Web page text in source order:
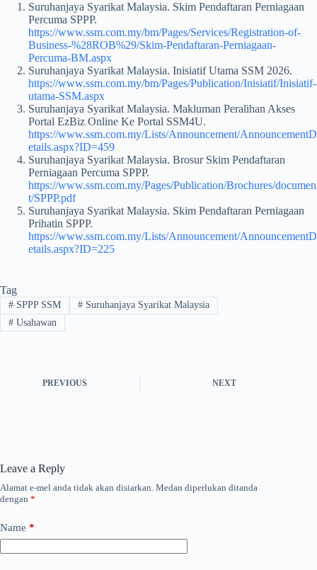
Suruhanjaya Syarikat Malaysia. Skim Pendaftaran Perniagaan
Percuma SPPP.
https://www.ssm.com.my/bm/Pages/Services/Registration-of-
Business-%28ROB%29/Skim-Pendaftaran-Perniagaan-
Percuma-BM.aspx
Suruhanjaya Syarikat Malaysia. Inisiatif Utama SSM 2026.
https://www.ssm.com.my/bm/Pages/Publication/Inisiatif/Inisiatif-
utama-SSM.aspx
Suruhanjaya Syarikat Malaysia. Makluman Peralihan Akses
Portal EzBiz Online Ke Portal SSM4U.
https://www.ssm.com.my/Lists/Announcement/AnnouncementD
etails.aspx?ID=459
Suruhanjaya Syarikat Malaysia. Brosur Skim Pendaftaran
Perniagaan Percuma SPPP.
https://www.ssm.com.my/Pages/Publication/Brochures/documen
t/SPPP.pdf
Suruhanjaya Syarikat Malaysia. Skim Pendaftaran Perniagaan
Prihatin SPPP.
https://www.ssm.com.my/Lists/Announcement/AnnouncementD
etails.aspx?ID=225
Tag
#SPPP SSM #Suruhanjaya Syarikat Malaysia
#Usahawan
PREVIOUS NEXT
Leave a Reply
Alamat e-mel anda tidak akan disiarkan. Medan diperlukan ditanda
dengan *
Name *